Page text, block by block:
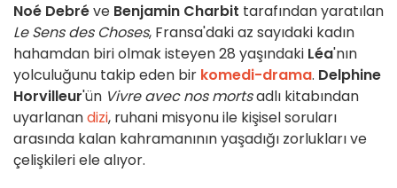
Noé Debréve Benjamin Charbit tarafından yaratılan
Le Sens des Choses, Fransa'daki az sayıdaki kadın
hahamdan biri olmak isteyen 28 yaşındaki Léa'nın
yolculuğunu takip eden bir komedi-drama. Delphine
Horvilleur'ün Vivre avec nos mortsadlı kitabından
uyarlanandizi, ruhani misyonu ile kişisel soruları
arasında kalan kahramanının yaşadığı zorlukları ve
çelişkileri ele alıyor.